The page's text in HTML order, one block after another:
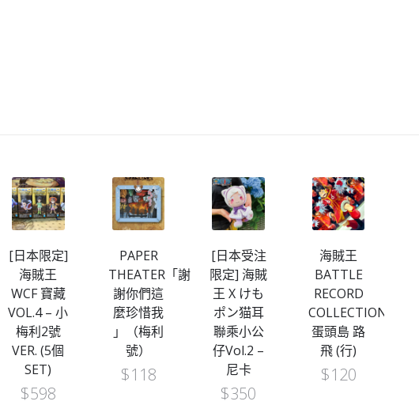
[日本限定]
海賊王
WCF 寶藏
VOL.4 – 小
梅利2號
VER. (5個
SET)
$598
PAPER
THEATER「謝
謝你們這
麼珍惜我
」（梅利
號）
$118
[日本受注
限定] 海賊
王 X けも
ポン猫耳
聯乘小公
仔Vol.2 –
尼卡
$350
海賊王
BATTLE
RECORD
COLLECTION-
蛋頭島 路
飛 (行)
$120